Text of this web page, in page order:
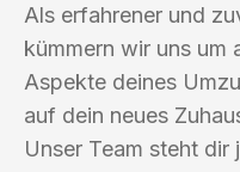
Als erfahrener und
kümmern wir uns um
Aspekte deines
auf dein neues
Unser Team steht